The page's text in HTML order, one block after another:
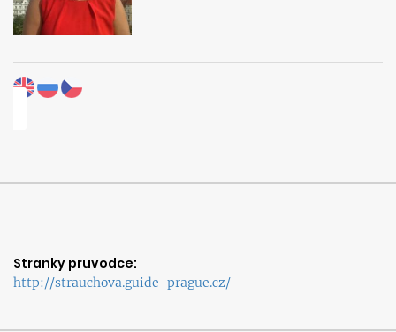
Stranky pruvodce:
http://strauchova.guide-prague.cz/